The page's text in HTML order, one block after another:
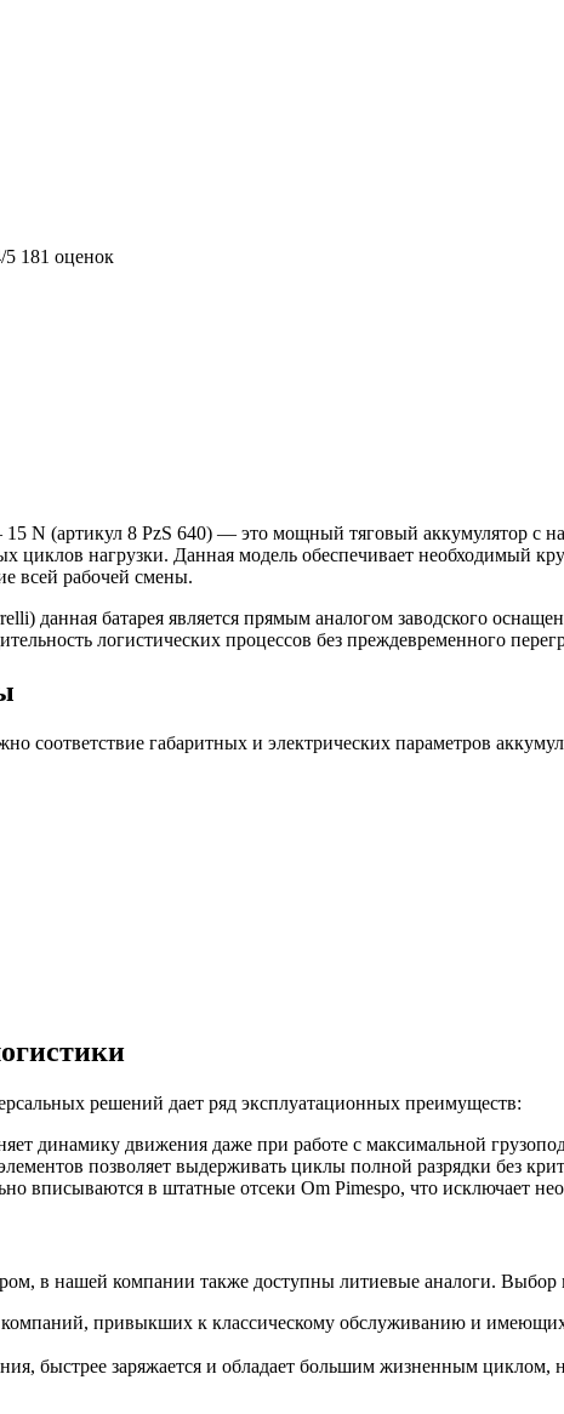
5 181 оценок
15 N (артикул 8 PzS 640) — это мощный тяговый аккумулятор
циклов нагрузки. Данная модель обеспечивает необходимый
всей рабочей смены.
данная батарея является прямым аналогом заводского
логистических процессов без преждевременного
соответствие габаритных и электрических параметров
решений дает ряд эксплуатационных преимуществ:
динамику движения даже при работе с максимальной
позволяет выдерживать циклы полной разрядки без
вписываются в штатные отсеки Om Pimespo, что исключает
в нашей компании также доступны литиевые аналоги.
привыкших к классическому обслуживанию и
быстрее заряжается и обладает большим жизненным циклом,